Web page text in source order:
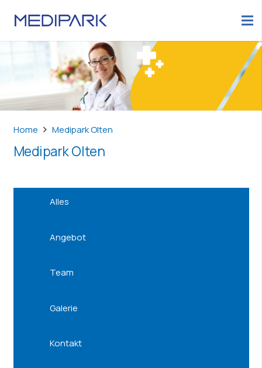
Home Medipark Olten
Medipark Olten
Alles
Angebot
Team
Galerie
Kontakt